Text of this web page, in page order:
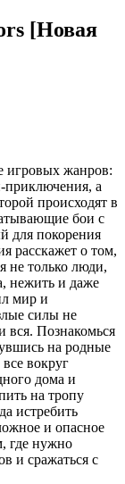
[Новая
игровых жанров:
приключения, а
происходят в
бои с
для покорения
расскажет о том,
не только люди,
нежить и даже
мир и
силы не
вся. Познакомься
на родные
вокруг
дома и
на тропу
истребить
и опасное
где нужно
и сражаться с